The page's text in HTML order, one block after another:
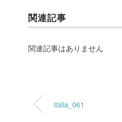
関連記事
関連記事はありません
italia_061